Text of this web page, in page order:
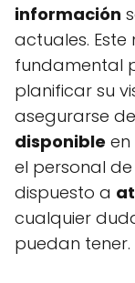
información
actuales.
fundamental
planificar su
asegurarse
disponible
el personal
dispuesto a
cualquier
puedan tener.